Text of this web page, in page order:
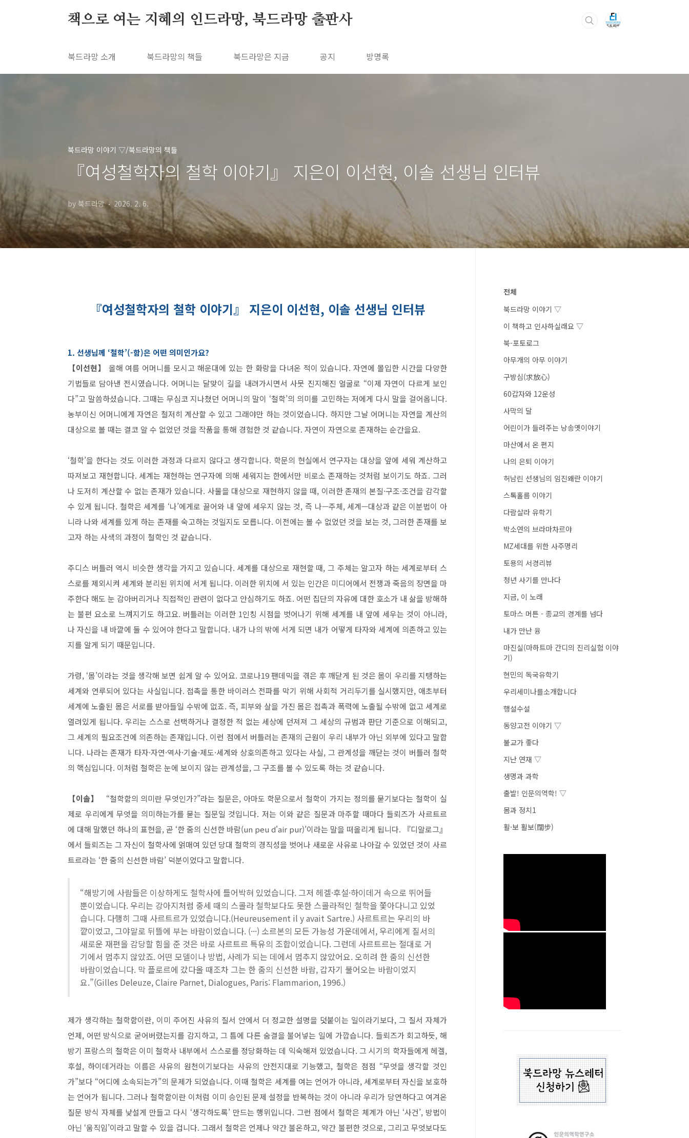
책으로 여는 지혜의 인드라망, 북드라망 출판사
북드라망 소개 북드라망의 책들 북드라망은 지금 공지 방명록
북드라망 이야기 ▽/북드라망의 책들
『여성철학자의 철학 이야기』 지은이 이선현, 이솔 선생님 인터뷰
by 북드라망 2026. 2. 6.
『여성철학자의 철학 이야기』 지은이 이선현, 이솔 선생님 인터뷰
1. 선생님께 ‘철학’(-함)은 어떤 의미인가요?
【이선현】
올해 여름 어머니를 모시고 해운대에 있는 한 화랑을 다녀온 적이 있습니다. 자연에 몰입한 시간을 다양한
기법들로 담아낸 전시였습니다. 어머니는 달맞이 길을 내려가시면서 사뭇 진지해진 얼굴로 “이제 자연이 다르게 보인
다”고 말씀하셨습니다. 그때는 무심코 지나쳤던 어머니의 말이 ‘철학’의 의미를 고민하는 저에게 다시 말을 걸어옵니다.
농부이신 어머니에게 자연은 철저히 계산할 수 있고 그래야만 하는 것이었습니다. 하지만 그날 어머니는 자연을 계산의
대상으로 볼 때는 결코 알 수 없었던 것을 작품을 통해 경험한 것 같습니다. 자연이 자연으로 존재하는 순간을요.
‘철학’을 한다는 것도 이러한 과정과 다르지 않다고 생각합니다. 학문의 현실에서 연구자는 대상을 앞에 세워 계산하고
따져보고 재현합니다. 세계는 재현하는 연구자에 의해 세워지는 한에서만 비로소 존재하는 것처럼 보이기도 하죠. 그러
나 도저히 계산할 수 없는 존재가 있습니다. 사물을 대상으로 재현하지 않을 때, 이러한 존재의 본질·구조·조건을 감각할
수 있게 됩니다. 철학은 세계를 ‘나’에게로 끌어와 내 앞에 세우지 않는 것, 즉 나—주체, 세계—대상과 같은 이분법이 아
니라 나와 세계를 있게 하는 존재를 숙고하는 것일지도 모릅니다. 이전에는 볼 수 없었던 것을 보는 것, 그러한 존재를 보
고자 하는 사색의 과정이 철학인 것 같습니다.
주디스 버틀러 역시 비슷한 생각을 가지고 있습니다. 세계를 대상으로 재현할 때, 그 주체는 알고자 하는 세계로부터 스
스로를 제외시켜 세계와 분리된 위치에 서게 됩니다. 이러한 위치에 서 있는 인간은 미디어에서 전쟁과 죽음의 장면을 마
주한다 해도 눈 감아버리거나 직접적인 관련이 없다고 안심하기도 하죠. 어떤 집단의 자유에 대한 호소가 내 삶을 방해하
는 불편 요소로 느껴지기도 하고요. 버틀러는 이러한 1인칭 시점을 벗어나기 위해 세계를 내 앞에 세우는 것이 아니라,
나 자신을 내 바깥에 둘 수 있어야 한다고 말합니다. 내가 나의 밖에 서게 되면 내가 어떻게 타자와 세계에 의존하고 있는
지를 알게 되기 때문입니다.
가령, ‘몸’이라는 것을 생각해 보면 쉽게 알 수 있어요. 코로나19 팬데믹을 겪은 후 깨닫게 된 것은 몸이 우리를 지탱하는
세계와 연루되어 있다는 사실입니다. 접촉을 통한 바이러스 전파를 막기 위해 사회적 거리두기를 실시했지만, 애초부터
세계에 노출된 몸은 서로를 받아들일 수밖에 없죠. 즉, 피부와 살을 가진 몸은 접촉과 폭력에 노출될 수밖에 없고 세계로
열려있게 됩니다. 우리는 스스로 선택하거나 결정한 적 없는 세상에 던져져 그 세상의 규범과 판단 기준으로 이해되고,
그 세계의 필요조건에 의존하는 존재입니다. 이런 점에서 버틀러는 존재의 근원이 우리 내부가 아닌 외부에 있다고 말합
니다. 나라는 존재가 타자·자연·역사·기술·제도·세계와 상호의존하고 있다는 사실, 그 관계성을 깨닫는 것이 버틀러 철학
의 핵심입니다. 이처럼 철학은 눈에 보이지 않는 관계성을, 그 구조를 볼 수 있도록 하는 것 같습니다.
【이솔】
“철학함의 의미란 무엇인가?”라는 질문은, 아마도 학문으로서 철학이 가지는 정의를 묻기보다는 철학이 실
제로 우리에게 무엇을 의미하는가를 묻는 질문일 것입니다. 저는 이와 같은 질문과 마주할 때마다 들뢰즈가 사르트르
에 대해 말했던 하나의 표현을, 곧 ‘한 줌의 신선한 바람(un peu d'air pur)’이라는 말을 떠올리게 됩니다. 『디알로그』
에서 들뢰즈는 그 자신이 철학사에 얽매여 있던 당대 철학의 경직성을 벗어나 새로운 사유로 나아갈 수 있었던 것이 사르
트르라는 ‘한 줌의 신선한 바람’ 덕분이었다고 말합니다.
“해방기에 사람들은 이상하게도 철학사에 틀어박혀 있었습니다. 그저 헤겔·후설·하이데거 속으로 뛰어들
뿐이었습니다. 우리는 강아지처럼 중세 때의 스콜라 철학보다도 못한 스콜라적인 철학을 쫓아다니고 있었
습니다. 다행히 그때 사르트르가 있었습니다.(Heureusement il y avait Sartre.) 사르트르는 우리의 바
깥이었고, 그야말로 뒤뜰에 부는 바람이었습니다. (···) 소르본의 모든 가능성 가운데에서, 우리에게 질서의
새로운 재편을 감당할 힘을 준 것은 바로 사르트르 특유의 조합이었습니다. 그런데 사르트르는 절대로 거
기에서 멈추지 않았죠. 어떤 모델이나 방법, 사례가 되는 데에서 멈추지 않았어요. 오히려 한 줌의 신선한
바람이었습니다. 막 플로르에 갔다올 때조차 그는 한 줌의 신선한 바람, 갑자기 불어오는 바람이었지
요.”(Gilles Deleuze, Claire Parnet, Dialogues, Paris: Flammarion, 1996.)
제가 생각하는 철학함이란, 이미 주어진 사유의 질서 안에서 더 정교한 설명을 덧붙이는 일이라기보다, 그 질서 자체가
언제, 어떤 방식으로 굳어버렸는지를 감지하고, 그 틈에 다른 숨결을 불어넣는 일에 가깝습니다. 들뢰즈가 회고하듯, 해
방기 프랑스의 철학은 이미 철학사 내부에서 스스로를 정당화하는 데 익숙해져 있었습니다. 그 시기의 학자들에게 헤겔,
후설, 하이데거라는 이름은 사유의 원천이기보다는 사유의 안전지대로 기능했고, 철학은 점점 “무엇을 생각할 것인
가”보다 “어디에 소속되는가”의 문제가 되었습니다. 이때 철학은 세계를 여는 언어가 아니라, 세계로부터 자신을 보호하
는 언어가 됩니다. 그러나 철학함이란 이처럼 이미 승인된 문제 설정을 반복하는 것이 아니라 우리가 당연하다고 여겨온
질문 방식 자체를 낯설게 만들고 다시 ‘생각하도록’ 만드는 행위입니다. 그런 점에서 철학은 체계가 아닌 ‘사건’, 방법이
아닌 ‘움직임’이라고 말할 수 있을 겁니다. 그래서 철학은 언제나 약간 불온하고, 약간 불편한 것으로, 그리고 무엇보다도
전체
북드라망 이야기 ▽
이 책하고 인사하실래요 ▽
북-포토로그
아무개의 아무 이야기
구방심(求放心)
60갑자와 12운성
사막의 달
어린이가 들려주는 낭송옛이야기
마산에서 온 편지
나의 은퇴 이야기
허남린 선생님의 임진왜란 이야기
스톡홀름 이야기
다람살라 유학기
박소연의 브라마차르야
MZ세대를 위한 사주명리
토용의 서경리뷰
청년 사기를 만나다
지금, 이 노래
토마스 머튼 - 종교의 경계를 넘다
내가 만난 융
마진실(마하트마 간디의 진리실험 이야
기)
현민의 독국유학기
우리세미나를소개합니다
행설수설
동양고전 이야기 ▽
불교가 좋다
지난 연재 ▽
생명과 과학
출발! 인문의역학! ▽
몸과 정치1
활·보 활보(闊步)